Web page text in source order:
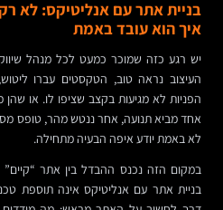
בניית אתר עם אנליטיקס: לא
איך הוא עובד באמת
יש רגע כזה שמוכר כמעט לכל מנהל
העיצוב נראה טוב, הטקסטים עברו
הפניות לא מגיעות בקצב שציפו לו. או
אחד מביא תנועה, אחר ננטש מהר, טופס
לא באמת יודע איפה הבעיה מתחילה.
במקום הזה נכנס ההבדל בין אתר
בניית אתר עם אנליטיקס אינה תוספת